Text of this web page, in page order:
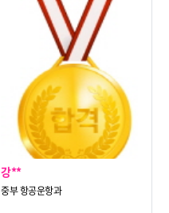
강**
중부 항공운항과